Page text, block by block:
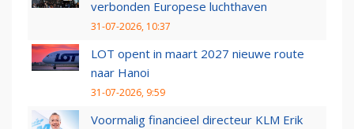
verbonden Europese luchthaven
31-07-2026, 10:37
LOT opent in maart 2027 nieuwe route
naar Hanoi
31-07-2026, 9:59
Voormalig financieel directeur KLM Erik